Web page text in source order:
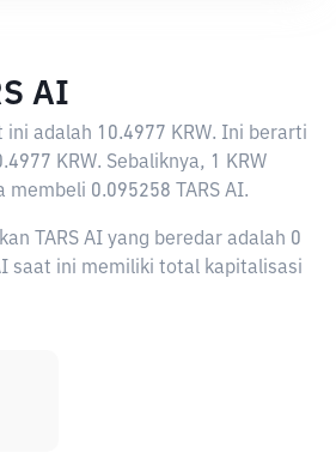
AI
ini adalah 10.4977 KRW. Ini berarti
KRW. Sebaliknya, 1 KRW
membeli 0.095258 TARS AI.
TARS AI yang beredar adalah 0
AI saat ini memiliki total kapitalisasi